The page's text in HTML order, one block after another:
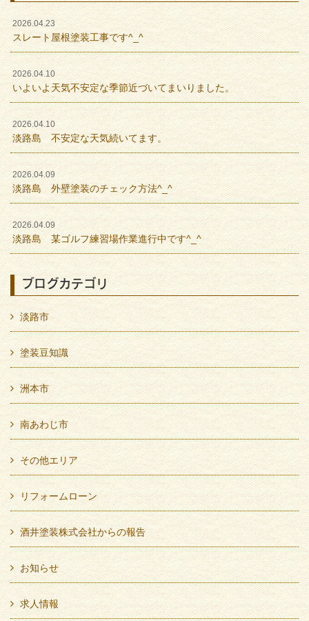
2026.04.23
スレート屋根塗装工事です^_^
2026.04.10
いよいよ天気不安定な季節近づいてまいりました。
2026.04.10
淡路島 不安定な天気続いてます。
2026.04.09
淡路島 外壁塗装のチェック方法^_^
2026.04.09
淡路島 某ゴルフ練習場作業進行中です^_^
ブログカテゴリ
淡路市
塗装豆知識
洲本市
南あわじ市
その他エリア
リフォームローン
酒井塗装株式会社からの報告
お知らせ
求人情報